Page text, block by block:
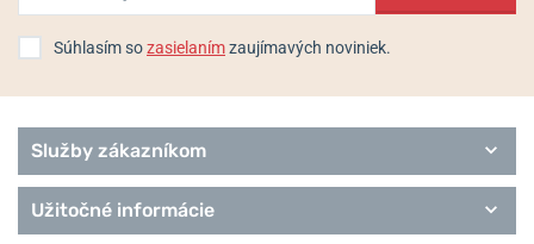
Súhlasím sozasielanímzaujímavých noviniek.
Služby zákazníkom
Užitočné informácie